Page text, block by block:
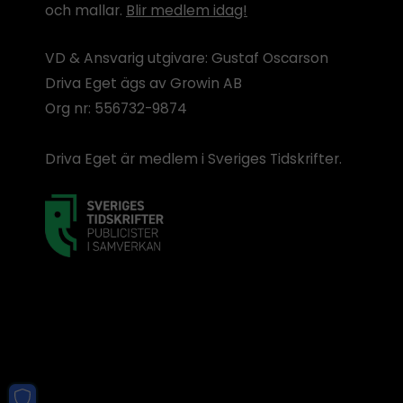
och mallar. Blir medlem idag!
VD & Ansvarig utgivare: Gustaf Oscarson
Driva Eget ägs av Growin AB
Org nr: 556732-9874
Driva Eget är medlem i Sveriges Tidskrifter.